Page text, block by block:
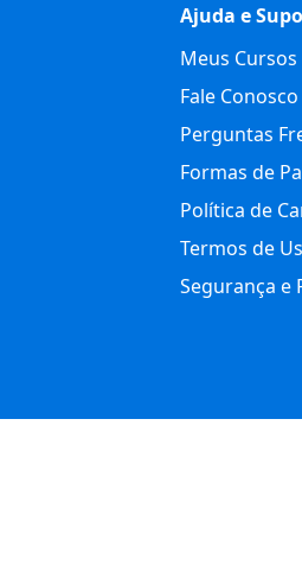
Ajuda e
Meus Cursos
Fale Conosco
Perguntas
Formas de
Política de
Termos de
Segurança e